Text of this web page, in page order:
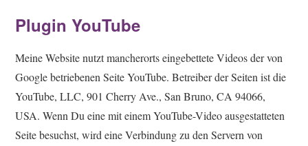
Plugin YouTube
Meine Website nutzt mancherorts eingebettete Videos der von
Google betriebenen Seite YouTube. Betreiber der Seiten ist die
YouTube, LLC, 901 Cherry Ave., San Bruno, CA 94066,
USA. Wenn Du eine mit einem YouTube-Video ausgestatteten
Seite besuchst, wird eine Verbindung zu den Servern von